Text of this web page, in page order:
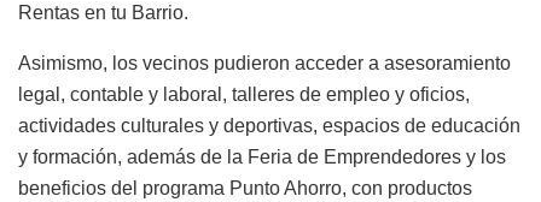
Rentas en tu Barrio.
Asimismo, los vecinos pudieron acceder a asesoramiento
legal, contable y laboral, talleres de empleo y oficios,
actividades culturales y deportivas, espacios de educación
y formación, además de la Feria de Emprendedores y los
beneficios del programa Punto Ahorro, con productos